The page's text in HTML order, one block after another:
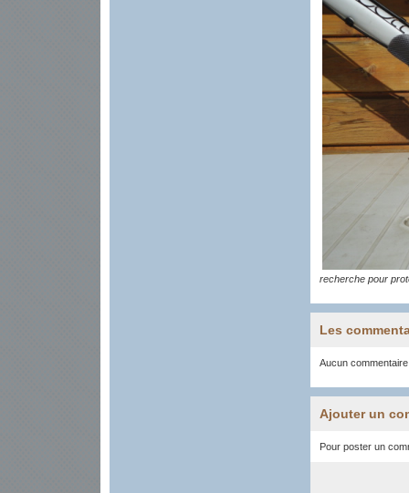
recherche pour
Les
Aucun
Ajouter un
Pour poster un